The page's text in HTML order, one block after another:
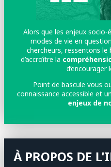
Alors que les enjeux
modes de vie en
chercheurs, ressentons le
d’accroître la
d’encourager
Point de bascule vous
connaissance accessible et
enjeux de
À PROPOS DE